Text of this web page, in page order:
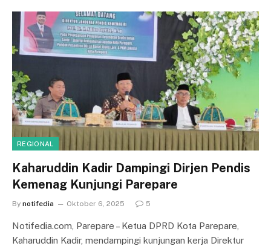
REGIONAL
Kaharuddin Kadir Dampingi Dirjen Pendis
Kemenag Kunjungi Parepare
By notifedia Oktober 6, 2025 5
Notifedia.com, Parepare – Ketua DPRD Kota Parepare,
Kaharuddin Kadir, mendampingi kunjungan kerja Direktur